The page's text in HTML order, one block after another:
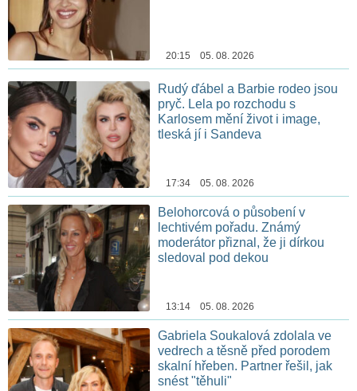
20:15 05. 08. 2026
Rudý ďábel a Barbie rodeo jsou
pryč. Lela po rozchodu s
Karlosem mění život i image,
tleská jí i Sandeva
17:34 05. 08. 2026
Belohorcová o působení v
lechtivém pořadu. Známý
moderátor přiznal, že ji dírkou
sledoval pod dekou
13:14 05. 08. 2026
Gabriela Soukalová zdolala ve
vedrech a těsně před porodem
skalní hřeben. Partner řešil, jak
snést "těhuli"